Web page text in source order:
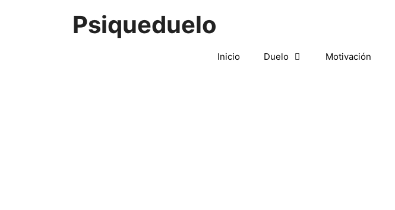
Psiqueduelo
Inicio Duelo Motivación